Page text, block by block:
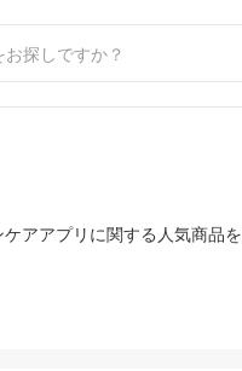
アアプリに関する人気商品